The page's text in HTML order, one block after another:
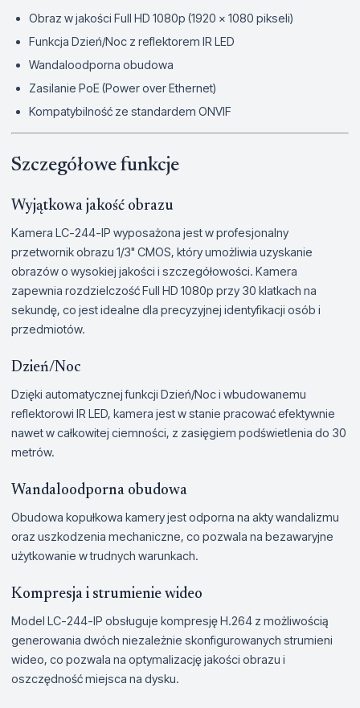
Obraz w jakości Full HD 1080p (1920 x 1080 pikseli)
Funkcja Dzień/Noc z reflektorem IR LED
Wandaloodporna obudowa
Zasilanie PoE (Power over Ethernet)
Kompatybilność ze standardem ONVIF
Szczegółowe funkcje
Wyjątkowa jakość obrazu
Kamera LC-244-IP wyposażona jest w profesjonalny
przetwornik obrazu 1/3" CMOS, który umożliwia uzyskanie
obrazów o wysokiej jakości i szczegółowości. Kamera
zapewnia rozdzielczość Full HD 1080p przy 30 klatkach na
sekundę, co jest idealne dla precyzyjnej identyfikacji osób i
przedmiotów.
Dzień/Noc
Dzięki automatycznej funkcji Dzień/Noc i wbudowanemu
reflektorowi IR LED, kamera jest w stanie pracować efektywnie
nawet w całkowitej ciemności, z zasięgiem podświetlenia do 30
metrów.
Wandaloodporna obudowa
Obudowa kopułkowa kamery jest odporna na akty wandalizmu
oraz uszkodzenia mechaniczne, co pozwala na bezawaryjne
użytkowanie w trudnych warunkach.
Kompresja i strumienie wideo
Model LC-244-IP obsługuje kompresję H.264 z możliwością
generowania dwóch niezależnie skonfigurowanych strumieni
wideo, co pozwala na optymalizację jakości obrazu i
oszczędność miejsca na dysku.